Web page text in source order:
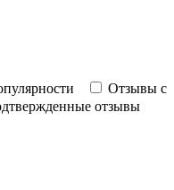
Отзывы c
отзывы